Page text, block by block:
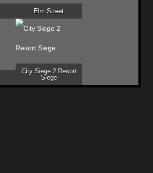
Elm Street
City Siege 2 Resort
Siege